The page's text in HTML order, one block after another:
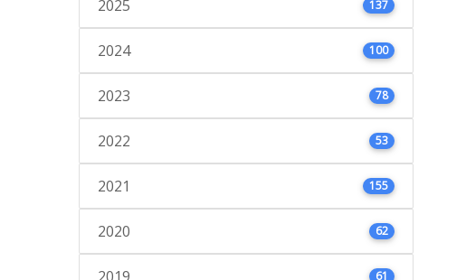
2025 137
2024 100
2023 78
2022 53
2021 155
2020 62
61